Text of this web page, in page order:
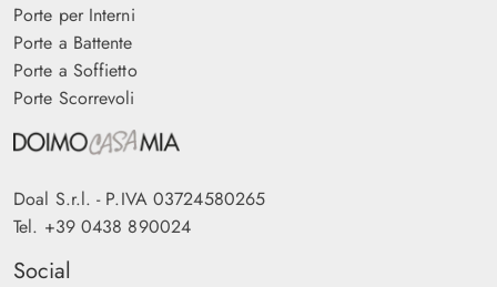
Porte per Interni
Porte a Battente
Porte a Soffietto
Porte Scorrevoli
Doal S.r.l. - P.IVA 03724580265
Tel. +39 0438 890024
Social